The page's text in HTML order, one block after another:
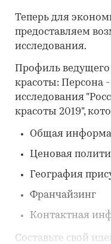
Теперь для
предоставляем
исследования.
Профиль
красоты: Персона
исследования
красоты 2019",
Общая
Ценовая
География
Франчайзинг
Контактная
Составьте свой